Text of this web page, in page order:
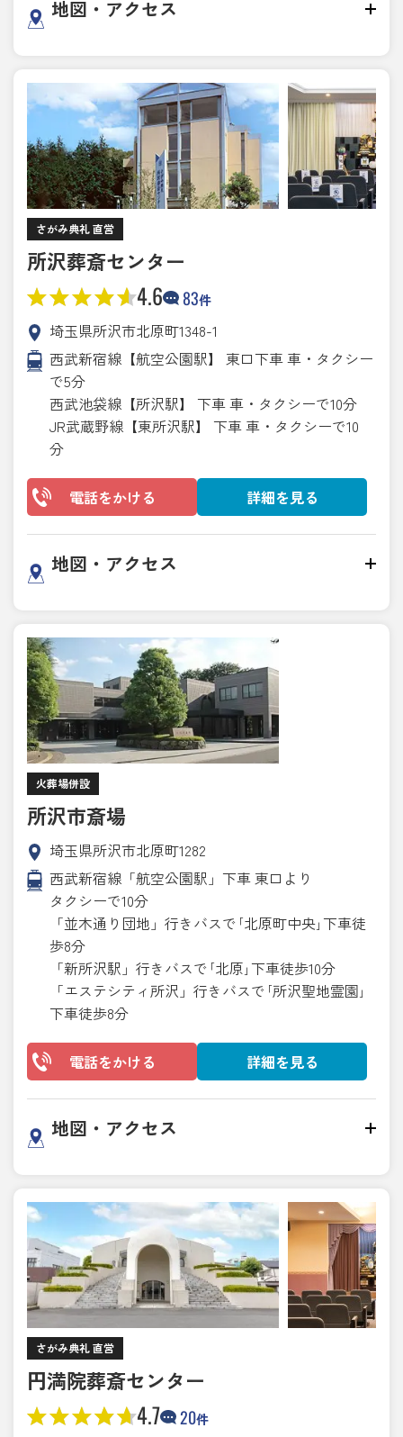
地図・アクセス
さがみ典礼 直営
所沢葬斎センター
4.6 83件
埼玉県所沢市北原町1348-1
西武新宿線【航空公園駅】 東口下車 車・タクシー
で5分
西武池袋線【所沢駅】 下車 車・タクシーで10分
JR武蔵野線【東所沢駅】 下車 車・タクシーで10
分
電話をかける 詳細を見る
地図・アクセス
火葬場併設
所沢市斎場
埼玉県所沢市北原町1282
西武新宿線「航空公園駅」下車 東口より
タクシーで10分
「並木通り団地」行きバスで｢北原町中央｣下車徒
歩8分
「新所沢駅」行きバスで｢北原｣下車徒歩10分
「エステシティ所沢」行きバスで｢所沢聖地霊園｣
下車徒歩8分
電話をかける 詳細を見る
地図・アクセス
さがみ典礼 直営
円満院葬斎センター
4.7 20件